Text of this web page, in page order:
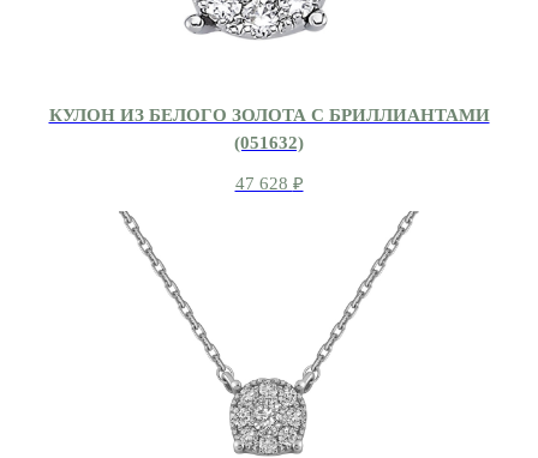
КУЛОН ИЗ БЕЛОГО ЗОЛОТА С БРИЛЛИАНТАМИ
(051632)
47 628 ₽